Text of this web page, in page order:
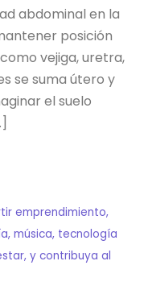
abdominal en la
posición
vejiga, uretra,
se suma útero y
el suelo
emprendimiento,
música, tecnología
y contribuya al